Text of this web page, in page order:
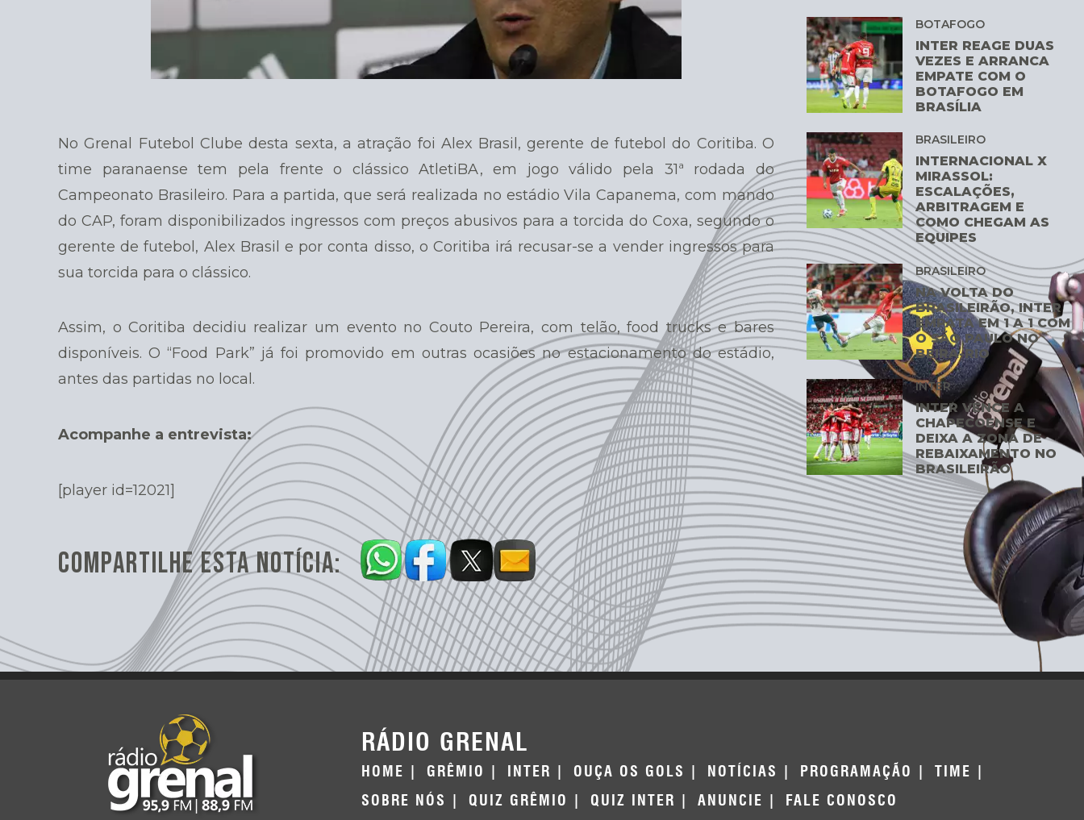
No Grenal Futebol Clube desta sexta, a atração foi Alex Brasil,gerente de futebol do Coritiba. O
time paranaense tem pela frente o clássico AtletiBA, em jogo válido pela 31ª rodada do
Campeonato Brasileiro. Para a partida, que será realizada no estádio Vila Capanema, com mando
do CAP, foram disponibilizados ingressos com preços abusivos para a torcida do Coxa, segundo o
gerente de futebol, Alex Brasil e por conta disso, o Coritiba irá recusar-se a vender ingressos para
sua torcida para o clássico.
Assim, o Coritiba decidiu realizar um evento no Couto Pereira, com telão, food trucks e bares
disponíveis. O “Food Park” já foi promovido em outras ocasiões no estacionamento do estádio,
antes das partidas no local.
Acompanhe a entrevista:
[player id=12021]
COMPARTILHE ESTA NOTÍCIA:
BOTAFOGO
INTER REAGE DUAS
VEZES E ARRANCA
EMPATE COM O
BOTAFOGO EM
BRASÍLIA
BRASILEIRO
INTERNACIONAL X
MIRASSOL:
ESCALAÇÕES,
ARBITRAGEM E
COMO CHEGAM AS
EQUIPES
BRASILEIRO
NA VOLTA DO
BRASILEIRÃO, INTER
EMPATA EM 1 A 1 COM
O SÃO PAULO NO
BEIRA-RIO
INTER
INTER VENCE A
CHAPECOENSE E
DEIXA A ZONA DE
REBAIXAMENTO NO
BRASILEIRÃO
RÁDIO GRENAL
HOME GRÊMIO INTER OUÇA OS GOLS NOTÍCIAS PROGRAMAÇÃO
TIME
SOBRE NÓS
QUIZ GRÊMIO QUIZ INTER ANUNCIE FALE CONOSCO